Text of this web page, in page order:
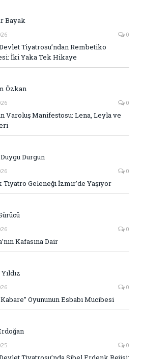
Bayak
0
Tiyatrosu’ndan Rembetiko
İki Yaka Tek Hikaye
Özkan
0
Varoluş Manifestosu: Lena, Leyla ve
Durgun
0
Tiyatro Geleneği İzmir’de Yaşıyor
0
Kafasına Dair
0
Kabare” Oyununun Esbabı Mucibesi
0